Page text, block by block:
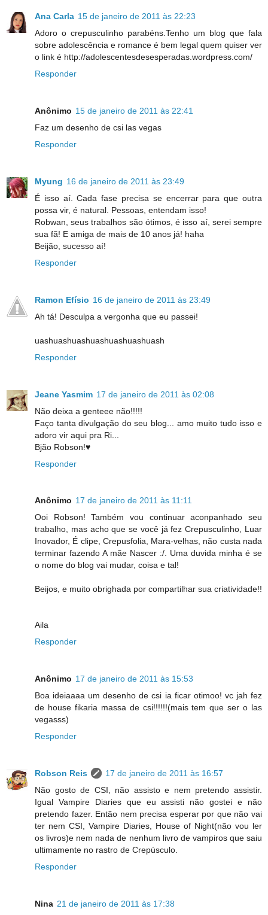
Ana Carla 15 de janeiro de 2011 às 22:23
Adoro o crepusculinho parabéns.Tenho um blog que fala
sobre adolescência e romance é bem legal quem quiser ver
o link é http://adolescentesdesesperadas.wordpress.com/
Responder
Anônimo 15 de janeiro de 2011 às 22:41
Faz um desenho de csi las vegas
Responder
Myung 16 de janeiro de 2011 às 23:49
É isso aí. Cada fase precisa se encerrar para que outra
possa vir, é natural. Pessoas, entendam isso!
Robwan, seus trabalhos são ótimos, é isso aí, serei sempre
sua fã! E amiga de mais de 10 anos já! haha
Beijão, sucesso aí!
Responder
Ramon Efísio 16 de janeiro de 2011 às 23:49
Ah tá! Desculpa a vergonha que eu passei!
uashuashuashuashuashuashuash
Responder
Jeane Yasmim 17 de janeiro de 2011 às 02:08
Não deixa a genteee não!!!!!
Faço tanta divulgação do seu blog... amo muito tudo isso e
adoro vir aqui pra Ri...
Bjão Robson!♥
Responder
Anônimo 17 de janeiro de 2011 às 11:11
Ooi Robson! Também vou continuar aconpanhado seu
trabalho, mas acho que se você já fez Crepusculinho, Luar
Inovador, É clipe, Crepusfolia, Mara-velhas, não custa nada
terminar fazendo A mãe Nascer :/. Uma duvida minha é se
o nome do blog vai mudar, coisa e tal!
Beijos, e muito obrighada por compartilhar sua criatividade!!
Aila
Responder
Anônimo 17 de janeiro de 2011 às 15:53
Boa ideiaaaa um desenho de csi ia ficar otimoo! vc jah fez
de house fikaria massa de csi!!!!!!(mais tem que ser o las
vegasss)
Responder
Robson Reis
17 de janeiro de 2011 às 16:57
Não gosto de CSI, não assisto e nem pretendo assistir.
Igual Vampire Diaries que eu assisti não gostei e não
pretendo fazer. Então nem precisa esperar por que não vai
ter nem CSI, Vampire Diaries, House of Night(não vou ler
os livros)e nem nada de nenhum livro de vampiros que saiu
ultimamente no rastro de Crepúsculo.
Responder
Nina 21 de janeiro de 2011 às 17:38